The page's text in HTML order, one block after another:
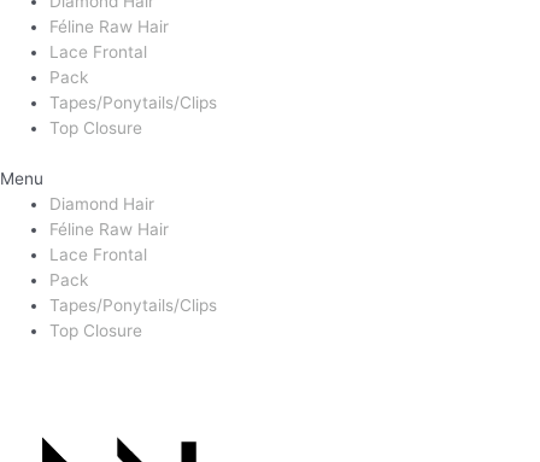
Féline Raw Hair
Lace Frontal
Pack
Tapes/Ponytails/Clips
Top Closure
Menu
Diamond Hair
Féline Raw Hair
Lace Frontal
Pack
Tapes/Ponytails/Clips
Top Closure